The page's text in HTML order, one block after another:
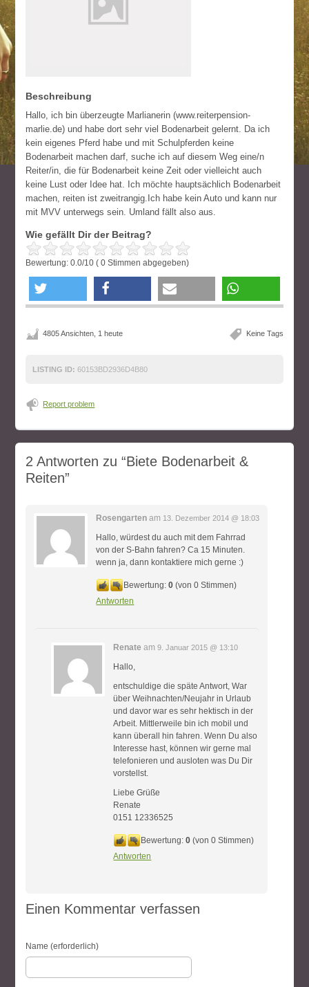
Beschreibung
Hallo, ich bin überzeugte Marlianerin (www.reiterpension-
marlie.de) und habe dort sehr viel Bodenarbeit gelernt. Da ich
kein eigenes Pferd habe und mit Schulpferden keine
Bodenarbeit machen darf, suche ich auf diesem Weg eine/n
Reiter/in, die für Bodenarbeit keine Zeit oder vielleicht auch
keine Lust oder Idee hat. Ich möchte hauptsächlich Bodenarbeit
machen, reiten ist zweitrangig.Ich habe kein Auto und kann nur
mit MVV unterwegs sein. Umland fällt also aus.
Wie gefällt Dir der Beitrag?
Bewertung:0.0/10 (0 Stimmen abgegeben)
Keine Tags
4805 Ansichten, 1 heute
LISTING ID: 60153BD2936D4B80
Report problem
2 Antworten zu“Biete Bodenarbeit &
Reiten”
Rosengarten am 13. Dezember 2014 @ 18:03
Hallo, würdest du auch mit dem Fahrrad
von der S-Bahn fahren? Ca 15 Minuten.
wenn ja, dann kontaktiere mich gerne :)
Bewertung:0 (von 0 Stimmen)
Antworten
Renate am9. Januar 2015 @ 13:10
Hallo,
entschuldige die späte Antwort, War
über Weihnachten/Neujahr in Urlaub
und davor war es sehr hektisch in der
Arbeit. Mittlerweile bin ich mobil und
kann überall hin fahren. Wenn Du also
Interesse hast, können wir gerne mal
telefonieren und ausloten was Du Dir
vorstellst.
Liebe Grüße
Renate
0151 12336525
Bewertung:0 (von 0 Stimmen)
Antworten
Einen Kommentar verfassen
Name (erforderlich)